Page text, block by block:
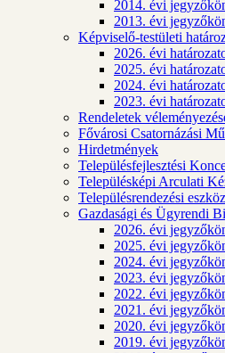
2014. évi
2013. évi
Képviselő-testületi
2026. évi
2025. évi
2024. évi
2023. évi
Rendeletek
Fővárosi Csatornázási
Hirdetmények
Településfejlesztési
Településképi Arculati
Településrendezési
Gazdasági és Ügyrendi
2026. évi
2025. évi
2024. évi
2023. évi
2022. évi
2021. évi
2020. évi
2019. évi